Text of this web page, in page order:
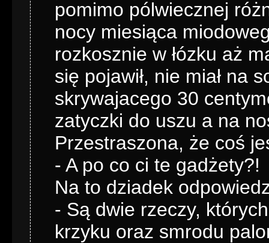
pomimo pólwiecznej
nocy miesiąca
rozkosznie w łózku aż
się pojawił, nie miał na
skrywajacego 30
zatyczki do uszu a na
Przestraszona, że coś
- A po co ci te gadżety?!
Na to dziadek
- Są dwie rzeczy,
krzyku oraz smrodu